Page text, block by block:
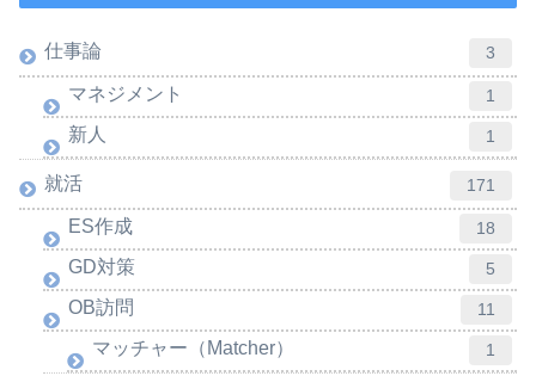
仕事論 3
マネジメント 1
新人 1
就活 171
ES作成 18
GD対策 5
OB訪問 11
マッチャー（Matcher） 1